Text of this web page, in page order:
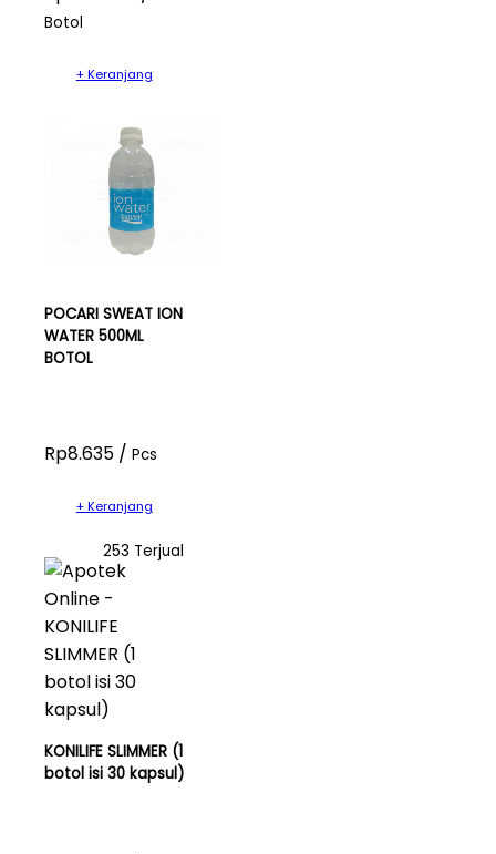
Botol
+ Keranjang
POCARI SWEAT ION
WATER 500ML
BOTOL
Rp8.635 / Pcs
+ Keranjang
253 Terjual
KONILIFE SLIMMER (1
botol isi 30 kapsul)